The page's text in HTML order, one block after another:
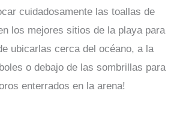
cuidadosamente las toallas de
los mejores sitios de la playa para
ubicarlas cerca del océano, a la
o debajo de las sombrillas para
enterrados en la arena!